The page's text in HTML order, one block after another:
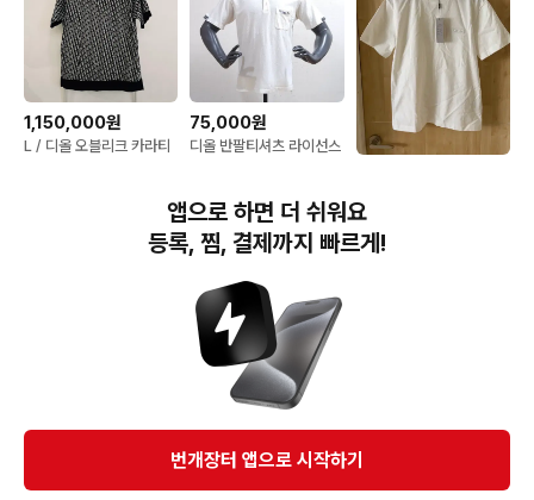
1,150,000원
L / 디올 오블리크 카라티
75,000원
디올 반팔티셔츠 라이선스
이트
번개장터(주) 사업자정보, 이용약관 및 기타 법적고지
번개장터㈜는 통신판매중개자이며, 통신판매의 당사자가 아닙니다. 전자상거래 등에서의
소비자보호에 관한 법률 등 관련 법령 및 번개장터㈜의 약관에 따라 상품, 상품정보, 거래에 관한 책임은
개별 판매자에게 귀속하고, 번개장터㈜는 원칙적으로 회원간 거래에 대하여 책임을 지지 않습니다.
다만, 번개장터㈜가 직접 판매하는 상품에 대한 책임은 번개장터㈜에게 귀속합니다.
앱으로 하면 더 쉬워요
등록, 찜, 결제까지 빠르게!
번개장터 앱으로 시작하기